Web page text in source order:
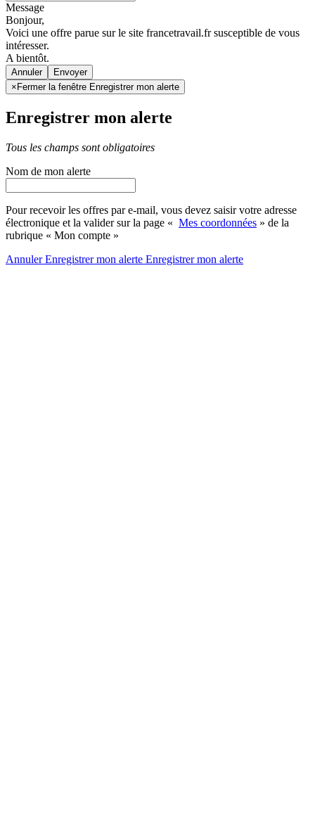
Message
Bonjour,
Voici une offre parue sur le site francetravail.fr susceptible de vous
intéresser.
A bientôt.
Annuler
× Fermer la fenêtre Enregistrer mon alerte
Enregistrer mon alerte
Tous les champs sont obligatoires
Nom de mon alerte
Pour recevoir les offres par e-mail, vous devez saisir votre adresse
électronique et la valider sur la page « Mes coordonnées » de la
rubrique « Mon compte »
AnnulerEnregistrer mon alerte Enregistrermon alerte